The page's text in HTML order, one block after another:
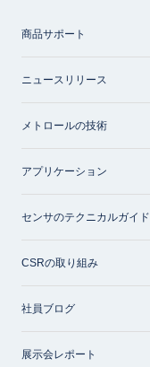
商品サポート
ニュースリリース
メトロールの技術
アプリケーション
センサのテクニカルガイド
CSRの取り組み
社員ブログ
展示会レポート